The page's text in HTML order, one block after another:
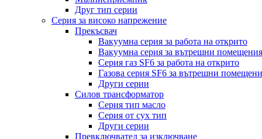
Друг тип серии
Серия за високо напрежение
Прекъсвач
Вакуумна серия за работа на открито
Вакуумна серия за вътрешни помещения
Серия газ SF6 за работа на открито
Газова серия SF6 за вътрешни
Други серии
Силов трансформатор
Серия тип масло
Серия от сух тип
Други серии
Превключвател за изключване